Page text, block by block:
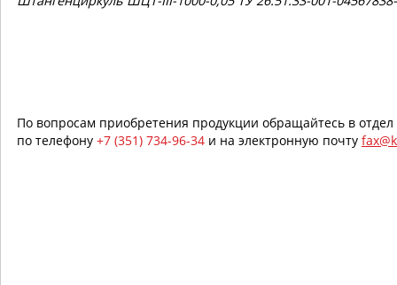
По вопросам приобретения продукции обращайтесь в
по телефону +7 (351) 734-96-34 и на электронную почту